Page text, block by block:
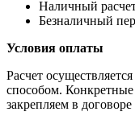
Наличный
Безналичный
Условия оплаты
Расчет
способом.
закрепляем в